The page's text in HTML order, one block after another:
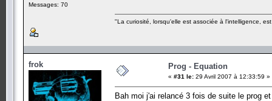
Messages: 70
"La curiosité, lorsqu'elle est associée à l'intelligence,
frok Prog - Equation
« #31 le: 29 Avril 2007 à 12:33:59 »
Bah moi j'ai relancé 3 fois de suite le prog